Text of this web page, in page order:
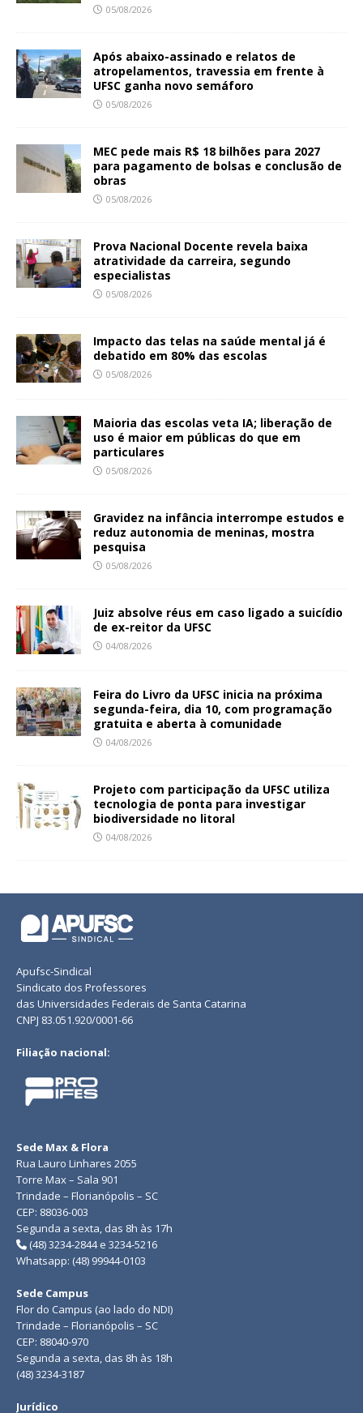
05/08/2026
Após abaixo-assinado e relatos de
atropelamentos, travessia em frente à
UFSC ganha novo semáforo
05/08/2026
MEC pede mais R$ 18 bilhões para 2027
para pagamento de bolsas e conclusão de
obras
05/08/2026
Prova Nacional Docente revela baixa
atratividade da carreira, segundo
especialistas
05/08/2026
Impacto das telas na saúde mental já é
debatido em 80% das escolas
05/08/2026
Maioria das escolas veta IA; liberação de
uso é maior em públicas do que em
particulares
05/08/2026
Gravidez na infância interrompe estudos e
reduz autonomia de meninas, mostra
pesquisa
05/08/2026
Juiz absolve réus em caso ligado a suicídio
de ex-reitor da UFSC
04/08/2026
Feira do Livro da UFSC inicia na próxima
segunda-feira, dia 10, com programação
gratuita e aberta à comunidade
04/08/2026
Projeto com participação da UFSC utiliza
tecnologia de ponta para investigar
biodiversidade no litoral
04/08/2026
Apufsc-Sindical
Sindicato dos Professores
das Universidades Federais de Santa Catarina
CNPJ 83.051.920/0001-66
Filiação nacional:
Sede Max & Flora
Rua Lauro Linhares 2055
Torre Max – Sala 901
Trindade – Florianópolis – SC
CEP: 88036-003
Segunda a sexta, das 8h às 17h
(48) 3234-2844 e 3234-5216
Whatsapp: (48) 99944-0103
Sede Campus
Flor do Campus (ao lado do NDI)
Trindade – Florianópolis – SC
CEP: 88040-970
Segunda a sexta, das 8h às 18h
(48) 3234-3187
Jurídico